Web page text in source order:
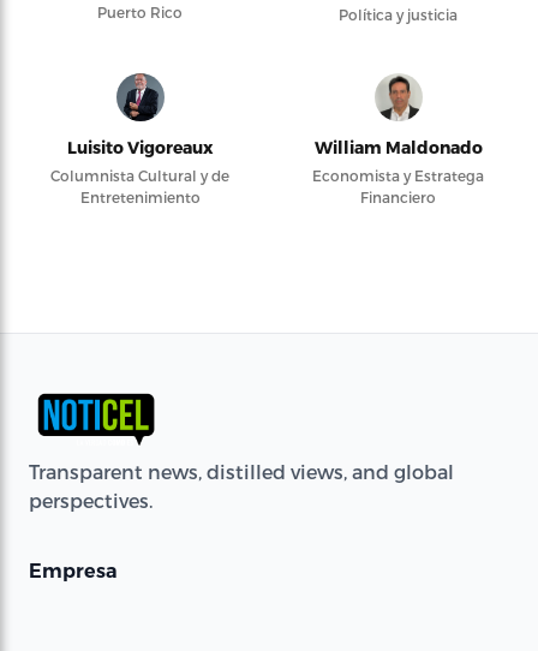
Puerto Rico
Política y justicia
Luisito Vigoreaux
Columnista Cultural y de
Entretenimiento
William Maldonado
Economista y Estratega
Financiero
Transparent news, distilled views, and global
perspectives.
Empresa